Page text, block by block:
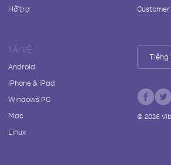
Hỗ trợ
TẢI VỀ
Android
iPhone & iPad
Windows PC
Mac
Linux
Tiếng
© 2026